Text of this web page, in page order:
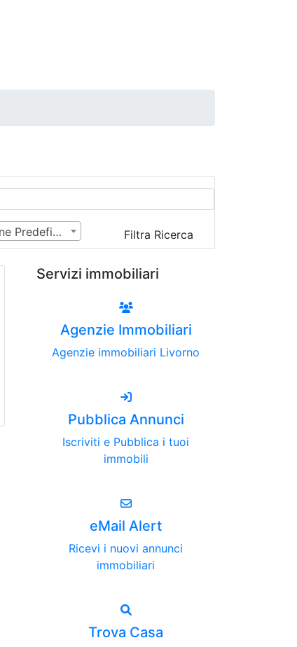
Ordine Predefinito Filtra Ricerca
Servizi immobiliari
Agenzie Immobiliari
Agenzie immobiliari Livorno
Pubblica Annunci
Iscriviti e Pubblica i tuoi
immobili
eMail Alert
Ricevi i nuovi annunci
immobiliari
Trova Casa